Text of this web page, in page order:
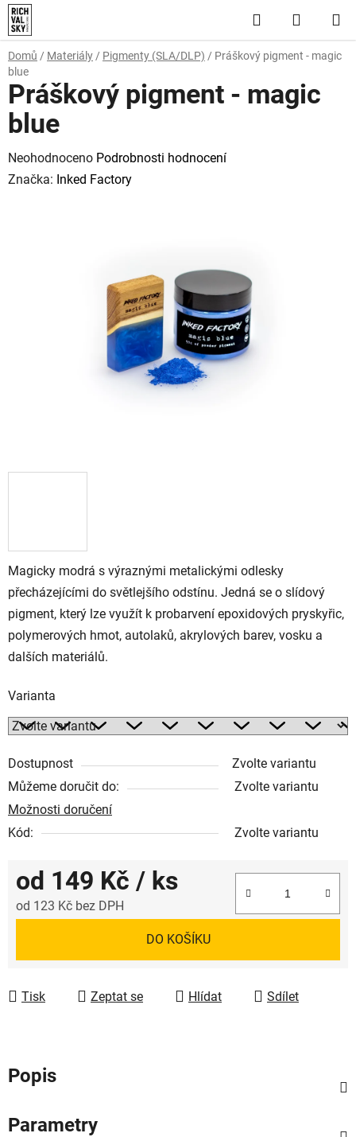
Přejít
na
obsah
Hledat
KOŠÍK
Domů / Materiály / Pigmenty (SLA/DLP) / Práškový pigment - magic
blue
Magicky modrá s výraznými metalickými odlesky
přecházejícími do světlejšího odstínu. Jedná se o slídový
pigment, který lze využít k probarvení epoxidových pryskyřic,
polymerových hmot, autolaků, akrylových barev, vosku a
dalších materiálů.
Varianta
Dostupnost
Zvolte variantu
Můžeme doručit do:
Zvolte variantu
Možnosti doručení
Kód:
Zvolte variantu
od 149 Kč / ks
od 123 Kč bez DPH
DO KOŠÍKU
Tisk Zeptat se Hlídat Sdílet
Práškový pigment - magic
blue
Průměrné
hodnocení
Neohodnoceno Podrobnosti hodnocení
Značka: Inked Factory
Popis
Parametry